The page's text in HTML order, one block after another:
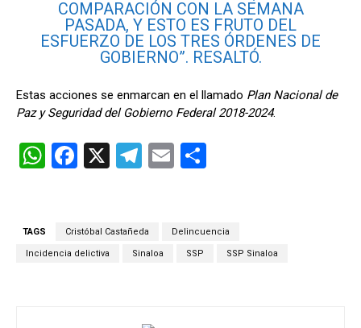
COMPARACIÓN CON LA SEMANA
PASADA, Y ESTO ES FRUTO DEL
ESFUERZO DE LOS TRES ÓRDENES DE
GOBIERNO”. RESALTÓ.
Estas acciones se enmarcan en el llamado Plan Nacional de
Paz y Seguridad del Gobierno Federal 2018-2024.
W
A
F
b
o
X
T
gr
a
E
p
ar
TAGS Cristóbal Castañeda Delincuencia
Incidencia delictiva Sinaloa SSP SSP Sinaloa